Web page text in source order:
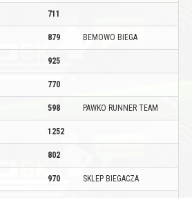
711
879 BEMOWO BIEGA
925
770
598 PAWKO RUNNER TEAM
1252
802
970 SKLEP BIEGACZA